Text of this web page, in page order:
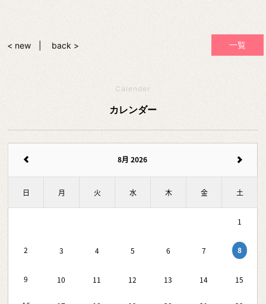
一覧
< new back >
Calender
カレンダー
8月 2026
日 月 火 水 木 金 土
1
2 3 4 5 6 7 8
9 10 11 12 13 14 15